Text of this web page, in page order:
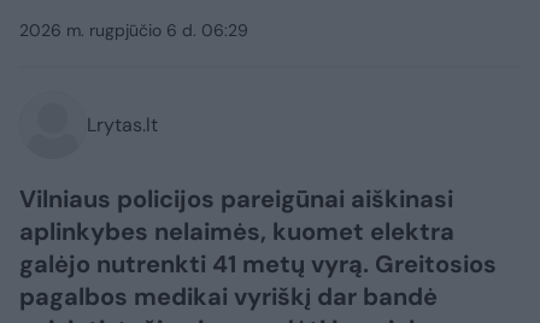
2026 m. rugpjūčio 6 d. 06:29
Lrytas.lt
Vilniaus policijos pareigūnai aiškinasi
aplinkybes nelaimės, kuomet elektra
galėjo nutrenkti 41 metų vyrą. Greitosios
pagalbos medikai vyriškį dar bandė